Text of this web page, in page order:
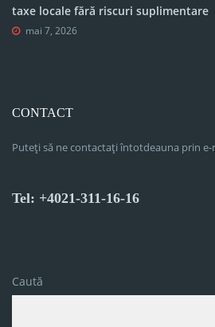
taxe locale fără riscuri suplimentare
mai 7, 2026
CONTACT
Puteți să ne contactați întotdeauna prin e-
Tel: +4021-311-16-16
Caută